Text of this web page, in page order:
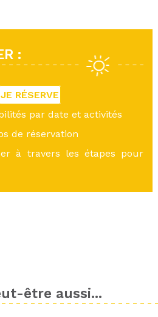
:
JE RÉSERVE
par date et activités
de réservation
à travers les étapes pour
être aussi...